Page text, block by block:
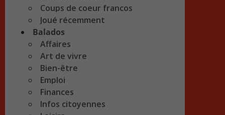
Coups de coeur francos
Joué récemment
Balados
Affaires
Art de vivre
Bien-être
Emploi
Finances
Infos citoyennes